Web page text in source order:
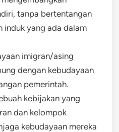
tanpa bertentangan
induk yang ada dalam
imigran/asing
dengan kebudayaan
pemerintah.
kebijakan yang
dan kelompok
kebudayaan mereka